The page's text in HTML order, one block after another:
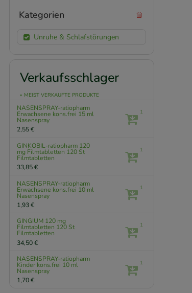
Kategorien
Unruhe & Schlafstörungen
Verkaufsschlager
» MEIST VERKAUFTE PRODUKTE
NASENSPRAY-ratiopharm
Erwachsene kons.frei 15 ml
Nasenspray
2,55 €
1
GINKOBIL-ratiopharm 120
mg Filmtabletten 120 St
Filmtabletten
33,85 €
1
NASENSPRAY-ratiopharm
Erwachsene kons.frei 10 ml
Nasenspray
1,93 €
1
GINGIUM 120 mg
Filmtabletten 120 St
Filmtabletten
34,50 €
1
NASENSPRAY-ratiopharm
Kinder kons.frei 10 ml
Nasenspray
1,70 €
1